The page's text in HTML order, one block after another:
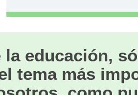
la educación,
tema más